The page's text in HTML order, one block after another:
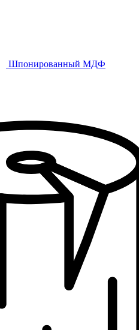
Шпонированный МДФ